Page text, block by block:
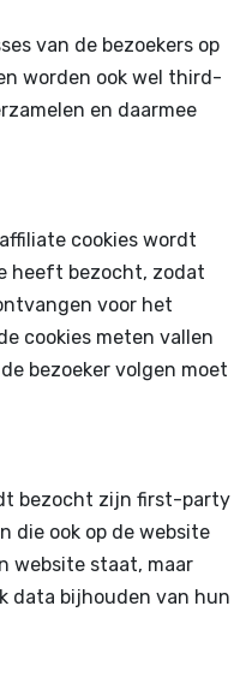
van de bezoekers op
worden ook wel third-
en daarmee
cookies wordt
heeft bezocht, zodat
voor het
cookies meten vallen
bezoeker volgen moet
bezocht zijn first-party
die ook op de website
website staat, maar
data bijhouden van hun